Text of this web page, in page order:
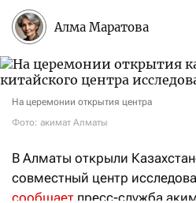
Алма Маратова
На церемонии открытия центра
Фото: акимат Алматы
В Алматы открыли
совместный центр
сообщает пресс-служба